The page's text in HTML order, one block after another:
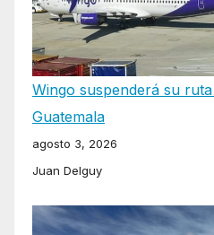
Wingo suspenderá su
Guatemala
agosto 3, 2026
Juan Delguy